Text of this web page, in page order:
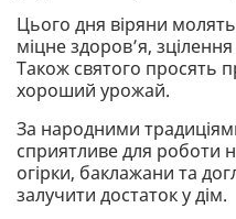
Цього дня віряни
міцне здоров’я,
Також святого просять
хороший урожай.
За народними
сприятливе для роботи
огірки, баклажани та
залучити достаток у дім.